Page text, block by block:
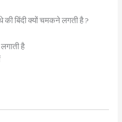
बिंदी क्यों चमकने लगती है ?
है